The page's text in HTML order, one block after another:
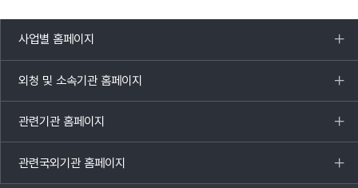
사업별 홈페이지
목록
열기
외청 및 소속기관 홈페이지
목록
열기
관련기관 홈페이지
목록
열기
관련국외기관 홈페이지
목록